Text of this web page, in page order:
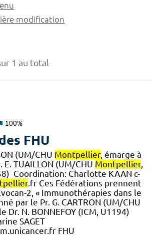
1 au total
100%
FHU
(UM/CHU Montpellier, émarge à
TUAILLON (UM/CHU Montpellier,
Coordination: Charlotte KAAN c-
.fr Ces Fédérations prennent
2, « Immunothérapies dans le
par le Pr. G. CARTRON (UM/CHU
Dr. N. BONNEFOY (ICM, U1194)
SAGET
FHU
modification